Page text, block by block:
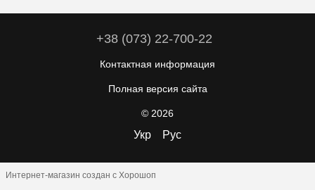
+38 (073) 22-700-22
Контактная информация
Полная версия сайта
© 2026
Укр Рус
Интернет-магазин создан с Хорошоп